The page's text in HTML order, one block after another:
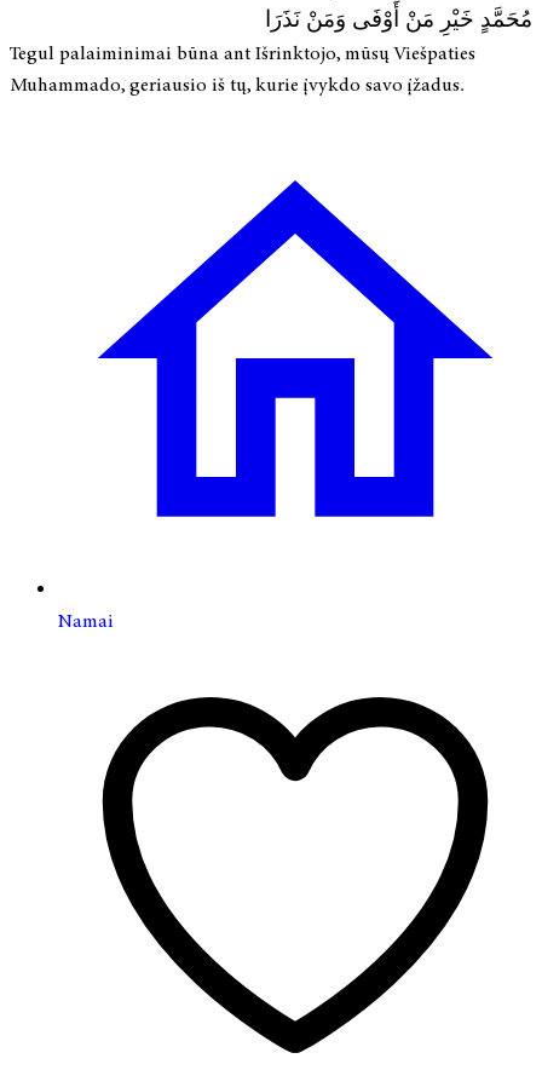
مُحَمَّدٍ خَيْرِ مَنْ أَوْفَى وَمَنْ نَذَرَا
Tegul palaiminimai būna ant Išrinktojo, mūsų Viešpaties
Muhammado, geriausio iš tų, kurie įvykdo savo įžadus.
Namai